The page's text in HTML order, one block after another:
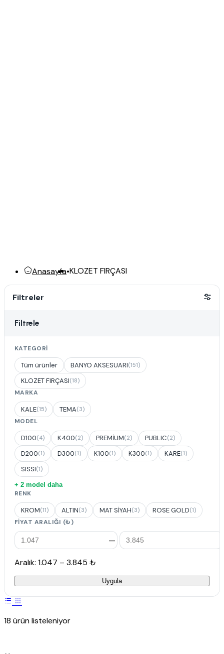
Anasayfa•KLOZET FIRÇASI
Filtreler
Filtrele
KATEGORI
Tüm ürünler BANYO AKSESUARI(151)
KLOZET FIRÇASI(18)
MARKA
KALE(15) TEMA(3)
MODEL
D100(4) K400(2) PREMİUM(2) PUBLIC(2)
D200(1) D300(1) K100(1) K300(1) KARE(1)
SISSI(1)
+ 2 model daha
RENK
KROM(11) ALTIN(3) MAT SİYAH(3) ROSE GOLD(1)
FIYAT ARALIĞI (₺)
—
Aralık: 1.047 – 3.845 ₺
Uygula
18 ürün listeleniyor